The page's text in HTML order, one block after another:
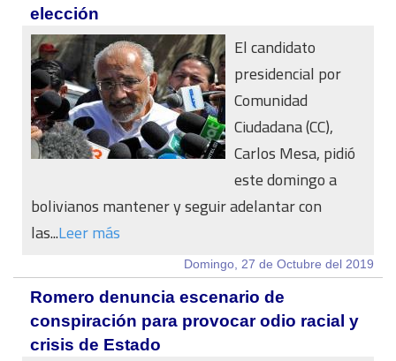
elección
El candidato
presidencial por
Comunidad
Ciudadana (CC),
Carlos Mesa, pidió
este domingo a
bolivianos mantener y seguir adelantar con
las...Leer más
Domingo, 27 de Octubre del 2019
Romero denuncia escenario de
conspiración para provocar odio racial y
crisis de Estado